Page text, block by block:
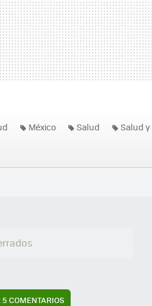
México Salud Salud
5 COMENTARIOS